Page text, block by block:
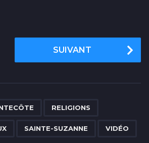
SUIVANT
RELIGIONS
SAINTE-SUZANNE VIDÉO